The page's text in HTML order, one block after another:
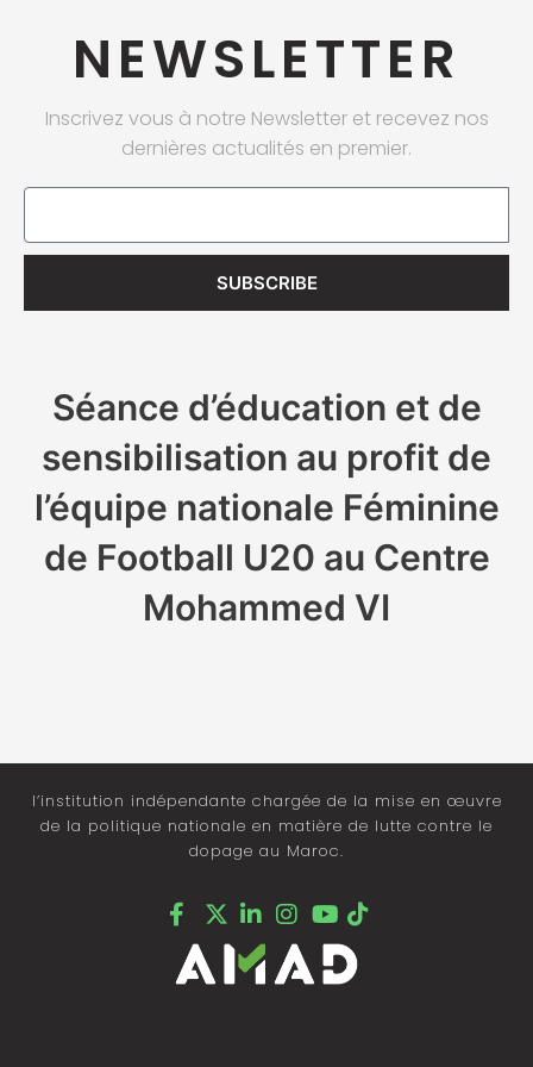
NEWSLETTER
Inscrivez vous à notre Newsletter et recevez nos
dernières actualités en premier.
Email
SUBSCRIBE
Séance d’éducation et de
sensibilisation au profit de
l’équipe nationale Féminine
de Football U20 au Centre
Mohammed VI
l’institution indépendante chargée de la mise en œuvre
de la politique nationale en matière de lutte contre le
dopage au Maroc.